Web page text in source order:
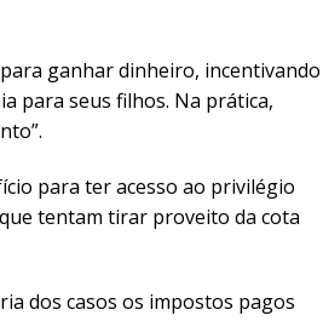
ganhar dinheiro, incentivando
para seus filhos. Na prática,
para ter acesso ao privilégio
tentam tirar proveito da cota
dos casos os impostos pagos